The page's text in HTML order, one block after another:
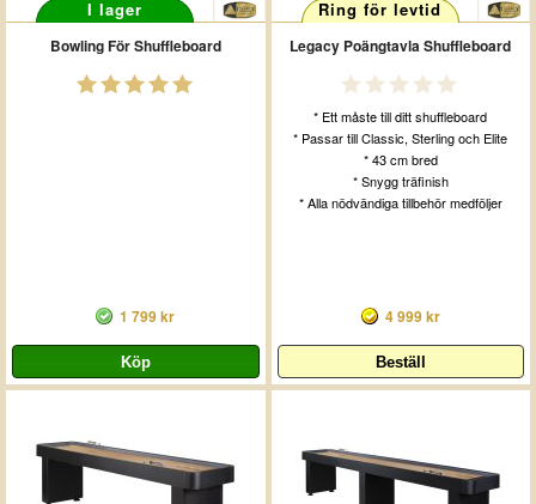
I lager
Bowling För Shuffleboard
1 799 kr
Ring för levtid
Legacy Poängtavla Shuffleboard
* Ett måste till ditt shuffleboard
* Passar till Classic, Sterling och Elite
* 43 cm bred
* Snygg träfinish
* Alla nödvändiga tillbehör medföljer
4 999 kr